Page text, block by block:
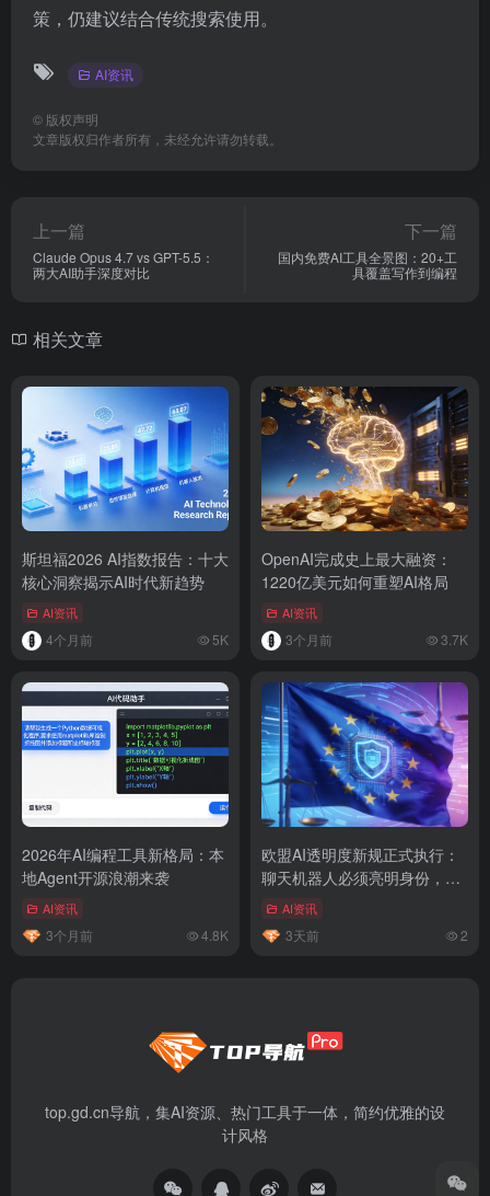
策，仍建议结合传统搜索使用。
AI资讯
© 版权声明
文章版权归作者所有，未经允许请勿转载。
上一篇
Claude Opus 4.7 vs GPT-5.5：
两大AI助手深度对比
下一篇
国内免费AI工具全景图：20+工
具覆盖写作到编程
相关文章
斯坦福2026 AI指数报告：十大
核心洞察揭示AI时代新趋势
AI资讯
4个月前 5K
OpenAI完成史上最大融资：
1220亿美元如何重塑AI格局
AI资讯
3个月前 3.7K
2026年AI编程工具新格局：本
地Agent开源浪潮来袭
AI资讯
3个月前 4.8K
欧盟AI透明度新规正式执行：
聊天机器人必须亮明身份，违
规罚款最高1500万欧元
AI资讯
3天前 2
top.gd.cn导航，集AI资源、热门工具于一体，简约优雅的设
计风格